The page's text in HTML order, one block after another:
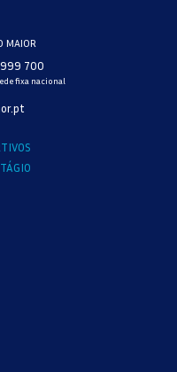
MAIOR
700
fixa nacional